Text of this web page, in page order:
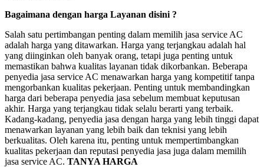
Bagaimana dengan harga Layanan disini ?
Salah satu pertimbangan penting dalam memilih jasa service AC
adalah harga yang ditawarkan. Harga yang terjangkau adalah hal
yang diinginkan oleh banyak orang, tetapi juga penting untuk
memastikan bahwa kualitas layanan tidak dikorbankan. Beberapa
penyedia jasa service AC menawarkan harga yang kompetitif tanpa
mengorbankan kualitas pekerjaan. Penting untuk membandingkan
harga dari beberapa penyedia jasa sebelum membuat keputusan
akhir. Harga yang terjangkau tidak selalu berarti yang terbaik.
Kadang-kadang, penyedia jasa dengan harga yang lebih tinggi dapat
menawarkan layanan yang lebih baik dan teknisi yang lebih
berkualitas. Oleh karena itu, penting untuk mempertimbangkan
kualitas pekerjaan dan reputasi penyedia jasa juga dalam memilih
jasa service AC. TANYA HARGA